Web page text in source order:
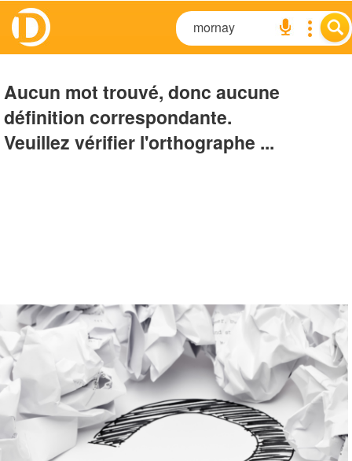
Aucun mot trouvé, donc aucune
définition correspondante.
Veuillez vérifier l'orthographe ...